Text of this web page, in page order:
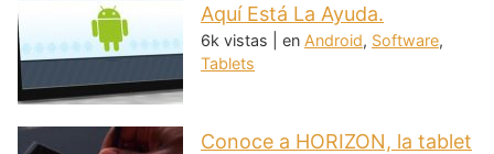
Aquí Está La Ayuda.
6k vistas en Android, Software,
Tablets
Conoce a HORIZON, la tablet